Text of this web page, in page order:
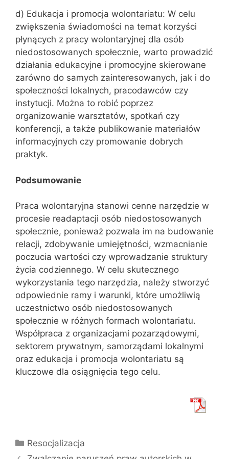
d) Edukacja i promocja wolontariatu: W celu
zwiększenia świadomości na temat korzyści
płynących z pracy wolontaryjnej dla osób
niedostosowanych społecznie, warto prowadzić
działania edukacyjne i promocyjne skierowane
zarówno do samych zainteresowanych, jak i do
społeczności lokalnych, pracodawców czy
instytucji. Można to robić poprzez
organizowanie warsztatów, spotkań czy
konferencji, a także publikowanie materiałów
informacyjnych czy promowanie dobrych
praktyk.
Podsumowanie
Praca wolontaryjna stanowi cenne narzędzie w
procesie readaptacji osób niedostosowanych
społecznie, ponieważ pozwala im na budowanie
relacji, zdobywanie umiejętności, wzmacnianie
poczucia wartości czy wprowadzanie struktury
życia codziennego. W celu skutecznego
wykorzystania tego narzędzia, należy stworzyć
odpowiednie ramy i warunki, które umożliwią
uczestnictwo osób niedostosowanych
społecznie w różnych formach wolontariatu.
Współpraca z organizacjami pozarządowymi,
sektorem prywatnym, samorządami lokalnymi
oraz edukacja i promocja wolontariatu są
kluczowe dla osiągnięcia tego celu.
Kategorie
Resocjalizacja